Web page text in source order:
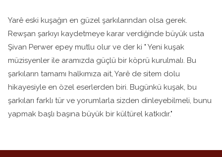
Yarê eski kuşağın en güzel şarkılarından olsa gerek.
Rewşan şarkıyı kaydetmeye karar verdiğinde büyük usta
Şivan Perwer epey mutlu olur ve der ki " Yeni kuşak
müzisyenler ile aramızda güçlü bir köprü kurulmalı. Bu
şarkıların tamamı halkımıza ait, Yarê de sitem dolu
hikayesiyle en özel eserlerden biri. Bugünkü kuşak, bu
şarkıları farklı tür ve yorumlarla sizden dinleyebilmeli, bunu
yapmak başlı başına büyük bir kültürel katkıdır."